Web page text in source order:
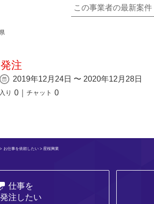
この事業者の最新案件
注
2019年12月24日 〜 2020年12月28日
り 0 チャット 0
> お仕事を依頼したい> 星桜興業
仕事を
発注したい